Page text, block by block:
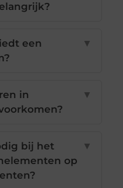
een
▼
in
▼
bij het
op
▼